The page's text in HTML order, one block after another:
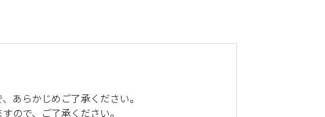
あらかじめご了承ください。
ので、ご了承ください。